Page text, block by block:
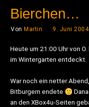
Bierchen…
Von Martin 9. Juni 2004
Heute um 21:00 Uhr von
im Wintergarten entdeckt.
War noch ein netter
Bitburgern endete
an den XBox4u-Seiten